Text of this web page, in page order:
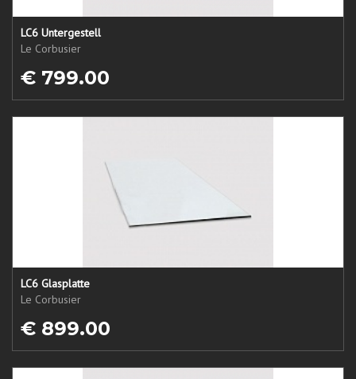
LC6 Untergestell
Le Corbusier
€ 799.00
LC6 Glasplatte
Le Corbusier
€ 899.00